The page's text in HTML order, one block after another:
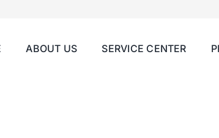
ABOUT US SERVICE CENTER